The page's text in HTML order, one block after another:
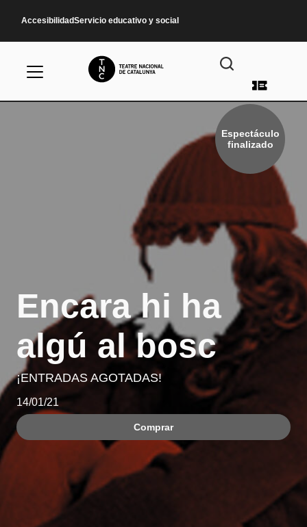
AccesibilidadServicio educativo y social
Menú
Espectáculo
finalizado
Encara hi ha
algú al bosc
¡ENTRADAS AGOTADAS!
14/01/21
Comprar